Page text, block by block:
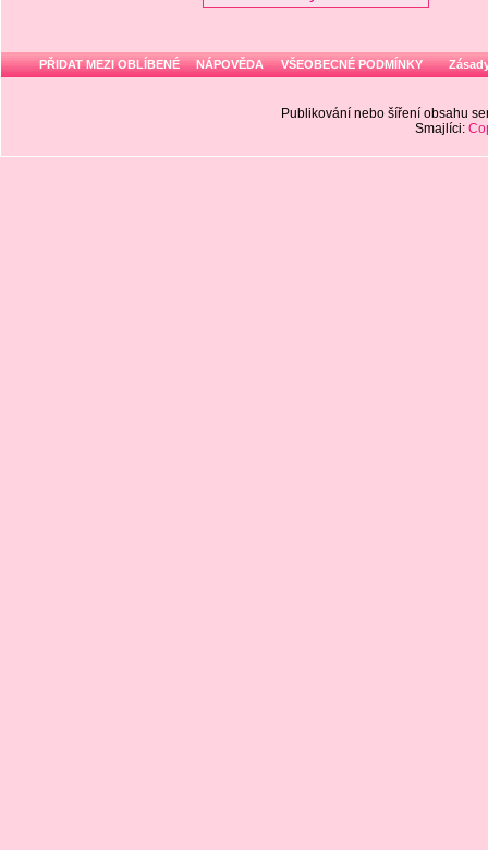
PŘIDAT MEZI OBLÍBENÉ NÁPOVĚDA VŠEOBECNÉ PODMÍNKY
Publikování nebo šíření obsahu
Smajlíci: